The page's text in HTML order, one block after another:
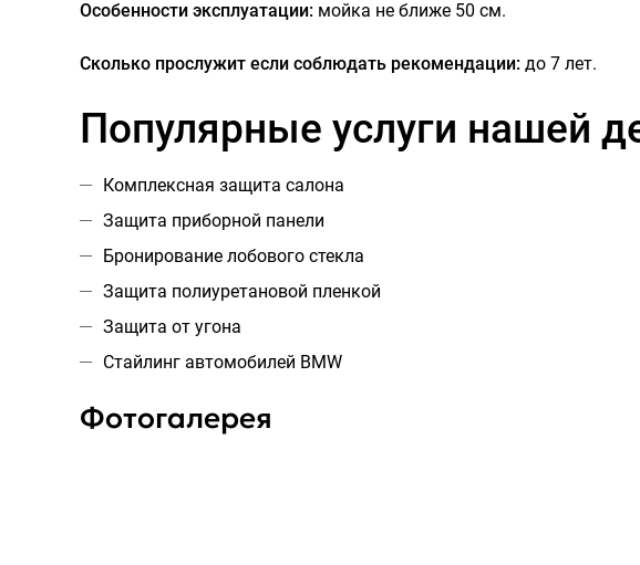
Особенности эксплуатации: мойка не ближе 50 см.
Сколько прослужит если соблюдать рекомендации: до 7 лет.
Популярные услуги нашей
Комплексная защита салона
Защита приборной панели
Бронирование лобового стекла
Защита полиуретановой пленкой
Защита от угона
Стайлинг автомобилей BMW
Фотогалерея